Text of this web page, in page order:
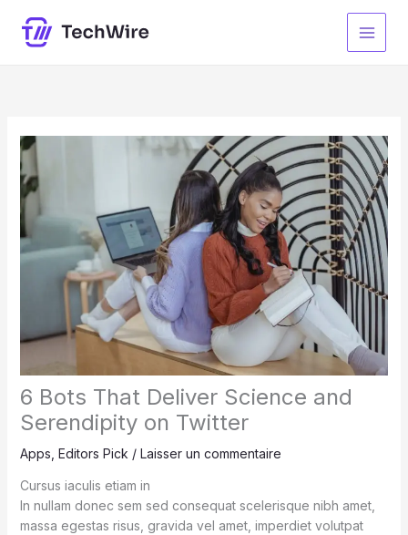
contenu
6 Bots That Deliver Science and
Serendipity on Twitter
Apps Editors Pick / Laisser un commentaire
Cursus iaculis etiam in
In nullam donec sem sed consequat scelerisque nibh amet,
massa egestas risus, gravida vel amet, imperdiet volutpat